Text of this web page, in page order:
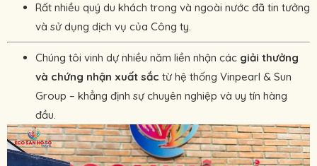
Rất nhiều quý du khách trong và ngoài nước đã tin tưởng
và sử dụng dịch vụ của Công ty.
Chúng tôi vinh dự nhiều năm liền nhận các giải thưởng
và chứng nhận xuất sắc từ hệ thống Vinpearl & Sun
Group – khẳng định sự chuyên nghiệp và uy tín hàng
đầu.